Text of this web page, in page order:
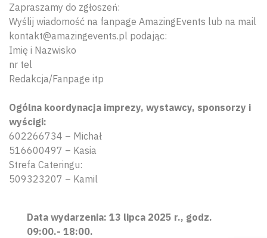
Zapraszamy do zgłoszeń:
Wyślij wiadomość na fanpage AmazingEvents lub na mail
kontakt@amazingevents.pl podając:
Imię i Nazwisko
nr tel
Redakcja/Fanpage itp
Ogólna koordynacja imprezy, wystawcy, sponsorzy i
wyścigi:
602266734 – Michał
516600497 – Kasia
Strefa Cateringu:
509323207 – Kamil
Data wydarzenia: 13 lipca 2025 r., godz.
09:00.- 18:00.